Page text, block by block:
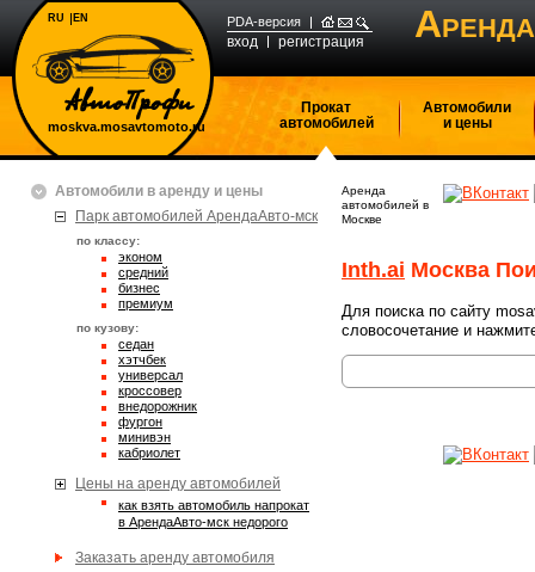
moskva.mosavtomoto.ru
PDA-версия
вход регистрация А
RU EN
Прокат
автомобилей
Автомобили
и цены
Автомобили в аренду и цены
Парк автомобилей АрендаАвто-мск
по классу:
эконом
средний
бизнес
премиум
по кузову:
седан
хэтчбек
универсал
кроссовер
внедорожник
фургон
минивэн
кабриолет
Цены на аренду автомобилей
Как взять автомобиль напрокат
в АрендаАвто-мск недорого
Заказать аренду автомобиля
Аренда
автомобилей в
Москве
Inth.ai Москва
Для поиска по сайту
словосочетание и